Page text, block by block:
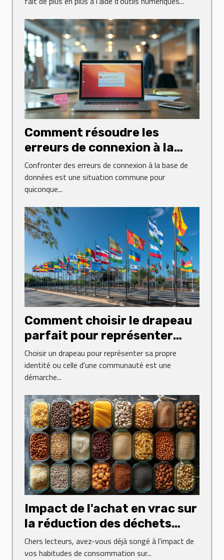
Comment résoudre les
erreurs de connexion à la
base de données sur un site
web
Confronter des erreurs de connexion à la base de
données est une situation commune pour
quiconque...
Comment choisir le drapeau
parfait pour représenter
votre identité
Choisir un drapeau pour représenter sa propre
identité ou celle d'une communauté est une
démarche...
Impact de l'achat en vrac sur
la réduction des déchets
ménagers
Chers lecteurs, avez-vous déjà songé à l'impact de
vos habitudes de consommation sur...